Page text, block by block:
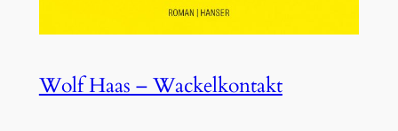
Wolf Haas – Wackelkontakt